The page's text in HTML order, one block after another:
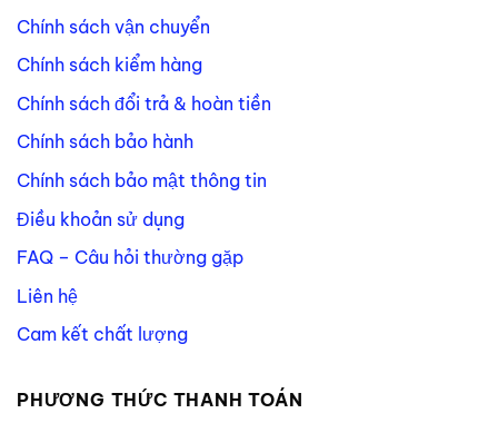
Chính sách vận chuyển
Chính sách kiểm hàng
Chính sách đổi trả & hoàn tiền
Chính sách bảo hành
Chính sách bảo mật thông tin
Điều khoản sử dụng
FAQ – Câu hỏi thường gặp
Liên hệ
Cam kết chất lượng
PHƯƠNG THỨC THANH TOÁN